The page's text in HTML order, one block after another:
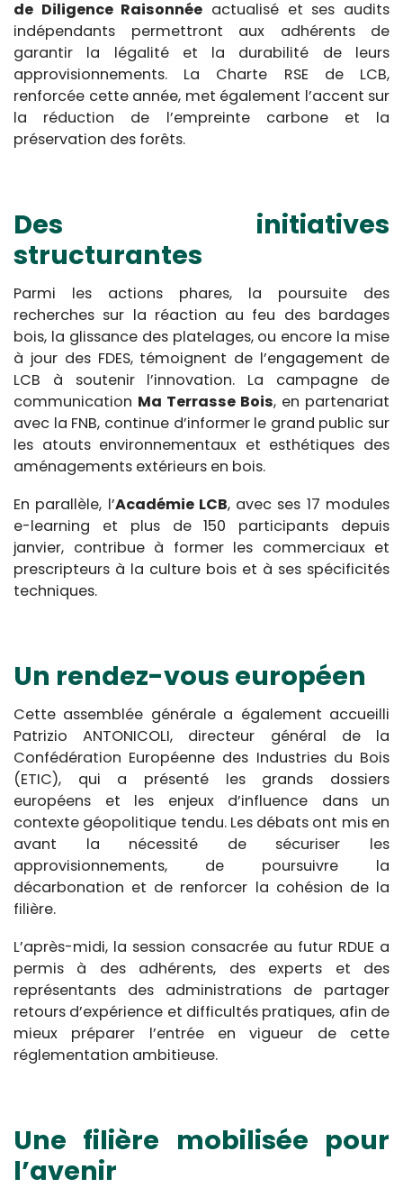
de Diligence Raisonnée actualisé et ses audits
indépendants permettront aux adhérents de
garantir la légalité et la durabilité de leurs
approvisionnements. La Charte RSE de LCB,
renforcée cette année, met également l’accent sur
la réduction de l’empreinte carbone et la
préservation des forêts.
Des initiatives
structurantes
Parmi les actions phares, la poursuite des
recherches sur la réaction au feu des bardages
bois, la glissance des platelages, ou encore la mise
à jour des FDES, témoignent de l’engagement de
LCB à soutenir l’innovation. La campagne de
communication Ma Terrasse Bois, en partenariat
avec la FNB, continue d’informer le grand public sur
les atouts environnementaux et esthétiques des
aménagements extérieurs en bois.
En parallèle, l’Académie LCB, avec ses 17 modules
e-learning et plus de 150 participants depuis
janvier, contribue à former les commerciaux et
prescripteurs à la culture bois et à ses spécificités
techniques.
Un rendez-vous européen
Cette assemblée générale a également accueilli
Patrizio ANTONICOLI, directeur général de la
Confédération Européenne des Industries du Bois
(ETIC), qui a présenté les grands dossiers
européens et les enjeux d’influence dans un
contexte géopolitique tendu. Les débats ont mis en
avant la nécessité de sécuriser les
approvisionnements, de poursuivre la
décarbonation et de renforcer la cohésion de la
filière.
L’après-midi, la session consacrée au futur RDUE a
permis à des adhérents, des experts et des
représentants des administrations de partager
retours d’expérience et difficultés pratiques, afin de
mieux préparer l’entrée en vigueur de cette
réglementation ambitieuse.
Une filière mobilisée pour
l’avenir